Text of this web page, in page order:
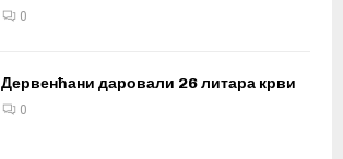
0
Дервенћани даровали 26 литара крви
0